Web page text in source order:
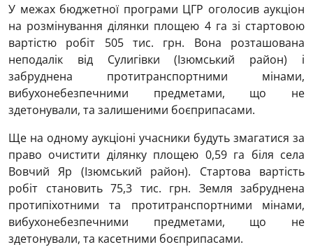
У межах бюджетної програми ЦГР оголосив аукціон
на розмінування ділянки площею 4 га зі стартовою
вартістю робіт 505 тис. грн. Вона розташована
неподалік від Сулигівки (Ізюмський район) і
забруднена протитранспортними мінами,
вибухонебезпечними предметами, що не
здетонували, та залишеними боєприпасами.
Ще на одному аукціоні учасники будуть змагатися за
право очистити ділянку площею 0,59 га біля села
Вовчий Яр (Ізюмський район). Стартова вартість
робіт становить 75,3 тис. грн. Земля забруднена
протипіхотними та протитранспортними мінами,
вибухонебезпечними предметами, що не
здетонували, та касетними боєприпасами.